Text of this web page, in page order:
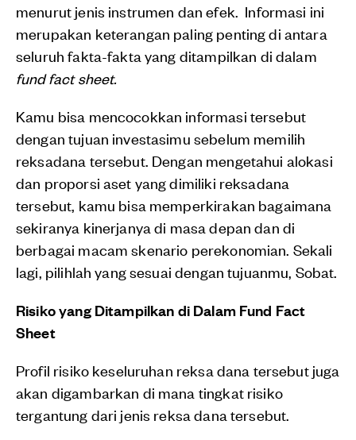
menurut jenis instrumen dan efek. Informasi ini
merupakan keterangan paling penting di antara
seluruh fakta-fakta yang ditampilkan di dalam
fund fact sheet.
Kamu bisa mencocokkan informasi tersebut
dengan tujuan investasimu sebelum memilih
reksadana tersebut. Dengan mengetahui alokasi
dan proporsi aset yang dimiliki reksadana
tersebut, kamu bisa memperkirakan bagaimana
sekiranya kinerjanya di masa depan dan di
berbagai macam skenario perekonomian. Sekali
lagi, pilihlah yang sesuai dengan tujuanmu, Sobat.
Risiko yang Ditampilkan di Dalam Fund Fact
Sheet
Profil risiko keseluruhan reksa dana tersebut juga
akan digambarkan di mana tingkat risiko
tergantung dari jenis reksa dana tersebut.